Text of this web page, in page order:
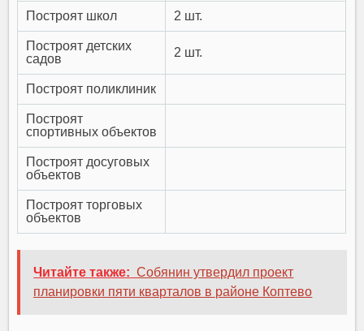
Построят школ 2 шт.
Построят детских
садов
2 шт.
Построят поликлиник
Построят
спортивных объектов
Построят досуговых
объектов
Построят торговых
объектов
Читайте также: Собянин утвердил проект
планировки пяти кварталов в районе Коптево